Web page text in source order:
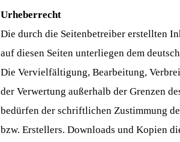
Urheberrecht
Die durch die Seitenbetreiber erstellten
auf diesen Seiten unterliegen dem
Die Vervielfältigung, Bearbeitung,
der Verwertung außerhalb der Grenzen
bedürfen der schriftlichen Zustimmung
bzw. Erstellers. Downloads und Kopien